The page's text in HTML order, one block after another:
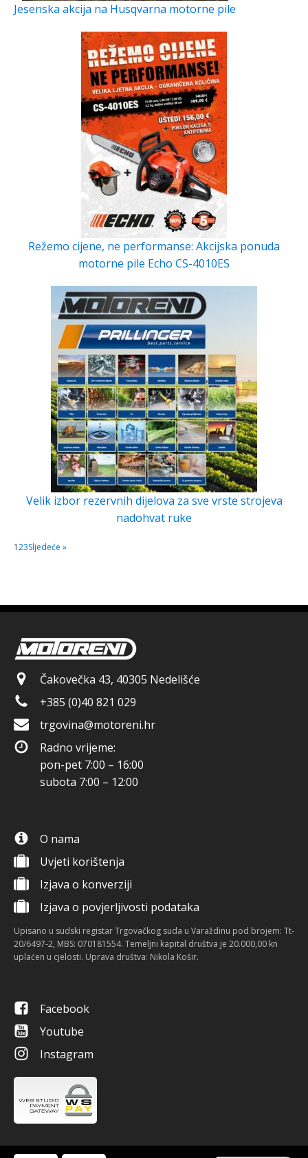
Jesenska akcija na Husqvarna motorne pile
Režemo cijene, ne performanse: Akcijska ponuda
motorne pile Echo CS-4010ES
Velik izbor rezervnih dijelova za sve vrste strojeva
nadohvat ruke
123Sljedeće »
Čakovečka 43, 40305 Nedelišće
+385 (0)40 821 029
trgovina@motoreni.hr
Radno vrijeme:
pon-pet 7:00 – 16:00
subota 7:00 – 12:00
O nama
Uvjeti korištenja
Izjava o konverziji
Izjava o povjerljivosti podataka
Upisano u sudski registar Trgovačkog suda u Varaždinu pod brojem: Tt-
20/6497-2, MBS: 070181554. Temeljni kapital društva je 20.000,00 kn
uplaćen u cjelosti. Uprava društva: Nikola Košir.
Facebook
Youtube
Instagram